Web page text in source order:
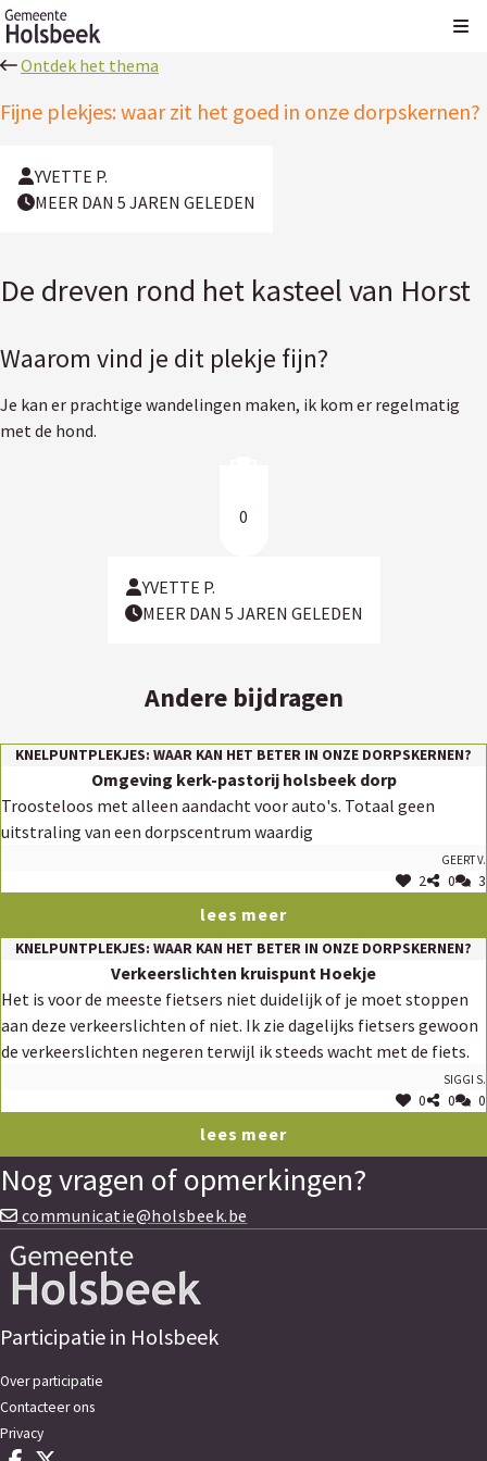
Ontdek het thema
Fijne plekjes: waar zit het goed in onze dorpskernen?
YVETTE P.
MEER DAN 5 JAREN GELEDEN
De dreven rond het kasteel van Horst
Waarom vind je dit plekje fijn?
Je kan er prachtige wandelingen maken, ik kom er regelmatig
met de hond.
0
YVETTE P.
MEER DAN 5 JAREN GELEDEN
Andere bijdragen
KNELPUNTPLEKJES: WAAR KAN HET BETER IN ONZE DORPSKERNEN?
Omgeving kerk-pastorij holsbeek dorp
Troosteloos met alleen aandacht voor auto's. Totaal geen
uitstraling van een dorpscentrum waardig
Geert V.
2 0 3
lees meer
KNELPUNTPLEKJES: WAAR KAN HET BETER IN ONZE DORPSKERNEN?
Verkeerslichten kruispunt Hoekje
Het is voor de meeste fietsers niet duidelijk of je moet stoppen
aan deze verkeerslichten of niet. Ik zie dagelijks fietsers gewoon
de verkeerslichten negeren terwijl ik steeds wacht met de fiets.
Siggi S.
0 0 0
lees meer
Nog vragen of opmerkingen?
communicatie@holsbeek.be
Participatie in Holsbeek
Over participatie
Contacteer ons
Privacy